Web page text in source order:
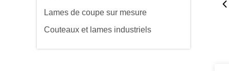
Lames de coupe sur mesure
Couteaux et lames industriels